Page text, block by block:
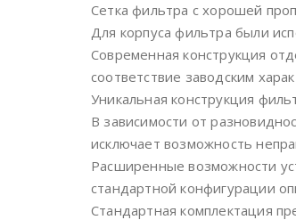
Сетка фильтра с хорошей
Для корпуса фильтра были
Современная конструкция
соответствие заводским
Уникальная конструкция
В зависимости от
исключает возможность
Расширенные возможности
стандартной конфигурации
Стандартная комплектация